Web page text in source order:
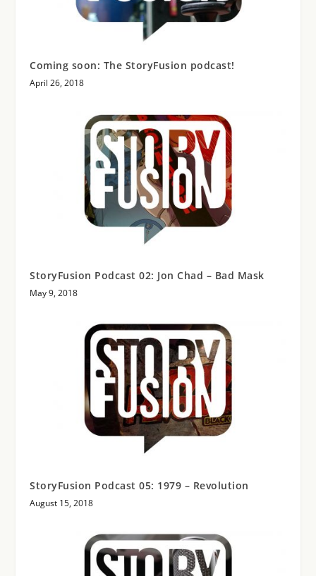
Coming soon: The StoryFusion podcast!
April 26, 2018
StoryFusion Podcast 02: Jon Chad – Bad Mask
May 9, 2018
StoryFusion Podcast 05: 1979 – Revolution
August 15, 2018